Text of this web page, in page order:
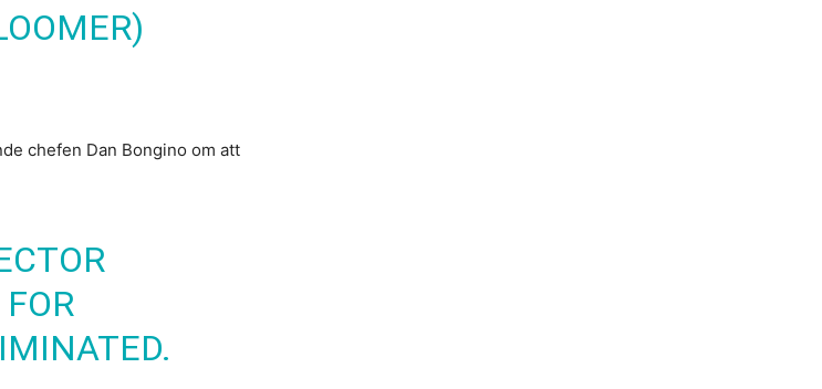
chefen Dan Bongino om att